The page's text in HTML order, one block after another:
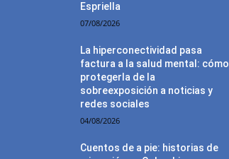
Espriella
07/08/2026
La hiperconectividad pasa
factura a la salud mental: cómo
protegerla de la
sobreexposición a noticias y
redes sociales
04/08/2026
Cuentos de a pie: historias de